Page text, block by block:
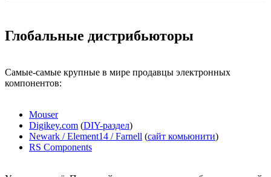
Глобальные дистрибьюторы
Самые-самые крупные в мире продавцы электронных
компонентов:
Mouser
Digikey.com (DIY-раздел)
Newark / Element14 / Farnell (сайт комьюнити)
RS Components